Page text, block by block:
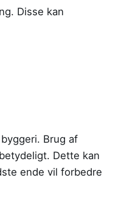
Disse kan
Brug af
Dette kan
ende vil forbedre